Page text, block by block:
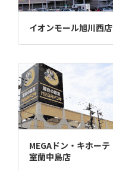
イオンモール旭川西店
MEGAドン・キホーテ
室蘭中島店